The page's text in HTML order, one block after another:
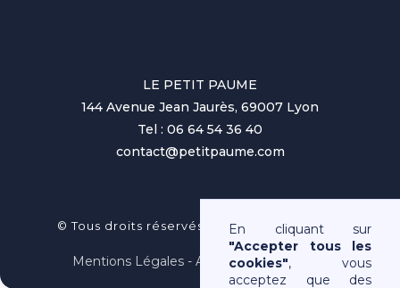
LE PETIT PAUME
144 Avenue Jean Jaurès, 69007 Lyon
Tel : 06 64 54 36 40
contact@petitpaume.com
© Tous droits réservés au Petit Paumé 2025
Mentions Légales - Association Loi 1901
En cliquant sur
"Accepter tous les
cookies", vous
acceptez que des